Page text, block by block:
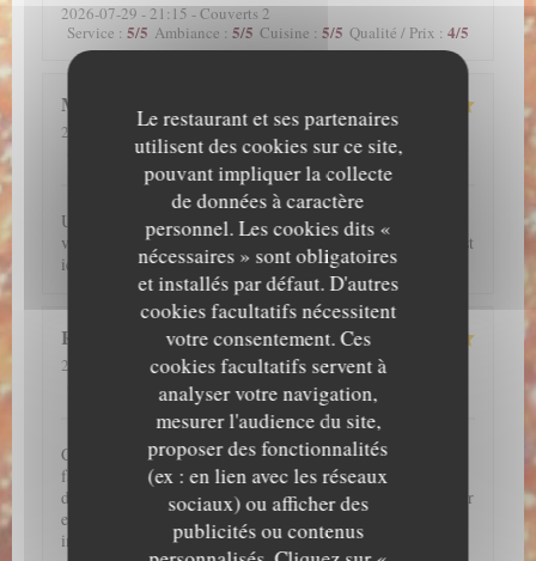
Le restaurant et ses partenaires
utilisent des cookies sur ce site,
pouvant impliquer la collecte
de données à caractère
personnel. Les cookies dits «
nécessaires » sont obligatoires
et installés par défaut. D'autres
cookies facultatifs nécessitent
votre consentement. Ces
cookies facultatifs servent à
analyser votre navigation,
mesurer l'audience du site,
proposer des fonctionnalités
(ex : en lien avec les réseaux
sociaux) ou afficher des
publicités ou contenus
2026-07-29- 21:15 - Couverts 2
Service : 5/5 Ambiance : 5/5 Cuisine : 5/5 Qualité / Prix : 4/5
Morgan
2026-07-29- 12:00 - Couverts 2
5/5 Ambiance:5 /5 Cuisine :5/5 Qualité / Prix
Une excellente découverte, l’anguille est incroyable, si vous
voulez manger une plat typique et authentique japonais, c’est
ici qu’il faut aller !
Raphaëlle
2026-07-28
- 20:45 - Couverts 2
Ambiance : /5
C'est un très bon restaurant. J'adore les anguilles donc il
fallait absolument que je teste ce restaurant et je ne suis pas
déçu !!! J'ai hâte d'y retourner !! Par ailleurs, j'ai pu réserver
en ligne. L'accueil et le service de l'ensemble de l'équipe est
impeccable !!